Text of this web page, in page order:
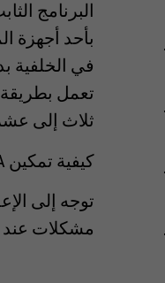
بأحد أجهزة
في الخلفية
تعمل
ثلاث إلى
كيفية تمكين FOTA
توجه إلى
مشكلات عند